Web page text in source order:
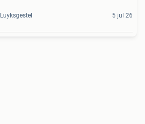
Luyksgestel 5 jul 26